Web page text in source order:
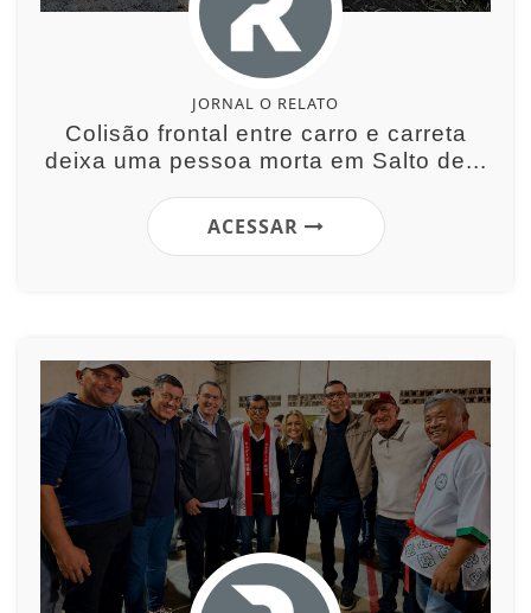
JORNAL O RELATO
Colisão frontal entre carro e carreta
deixa uma pessoa morta em Salto de...
ACESSAR